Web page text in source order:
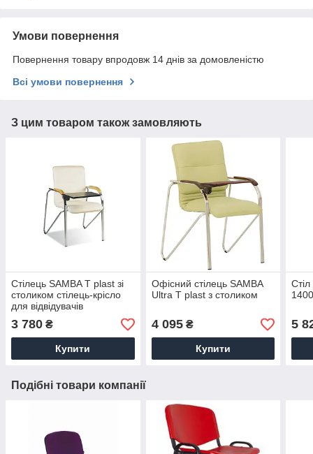
Умови повернення
Повернення товару впродовж 14 днів за домовленістю
Всі умови повернення
З цим товаром також замовляють
Стілець SAMBA T plast зі
столиком стілець-крісло
для відвідувачів
3 780 ₴
Купити
Офісний стілець SAMBA
Ultra T plast з столиком
4 095₴
Купити
5
Подібні товари компанії